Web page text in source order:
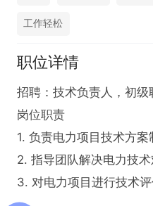
工作轻松
职位详情
招聘：技术负责人，初
岗位职责
1. 负责电力项目技术方
2. 指导团队解决电力技术
3. 对电力项目进行技术